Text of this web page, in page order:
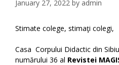
January 27, 2022 by admin
Stimate colege, stimaţi colegi,
Casa Corpului Didactic din
numărului 36 al Revistei